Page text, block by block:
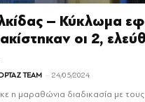
– Κύκλωμα
οι 2,
TEAM - 24/05/2024
η μαραθώνια διαδικασία με